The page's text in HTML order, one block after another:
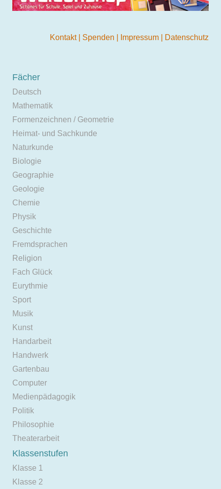
Kontakt Spenden Impressum Datenschutz
Fächer
Deutsch
Mathematik
Formenzeichnen / Geometrie
Heimat- und Sachkunde
Naturkunde
Biologie
Geographie
Geologie
Chemie
Physik
Geschichte
Fremdsprachen
Religion
Fach Glück
Eurythmie
Sport
Musik
Kunst
Handarbeit
Handwerk
Gartenbau
Computer
Medienpädagogik
Politik
Philosophie
Theaterarbeit
Klassenstufen
Klasse 1
Klasse 2